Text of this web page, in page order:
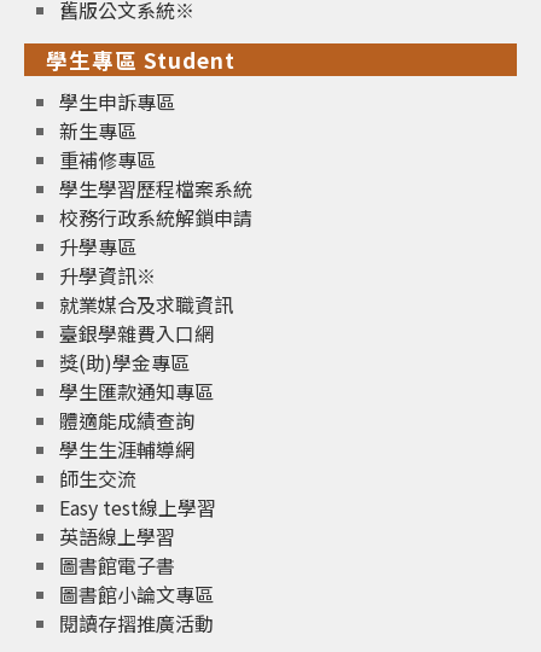
舊版公文系統※
學生專區 Student
學生申訴專區
新生專區
重補修專區
學生學習歷程檔案系統
校務行政系統解鎖申請
升學專區
升學資訊※
就業媒合及求職資訊
臺銀學雜費入口網
獎(助)學金專區
學生匯款通知專區
體適能成績查詢
學生生涯輔導網
師生交流
Easy test線上學習
英語線上學習
圖書館電子書
圖書館小論文專區
閱讀存摺推廣活動